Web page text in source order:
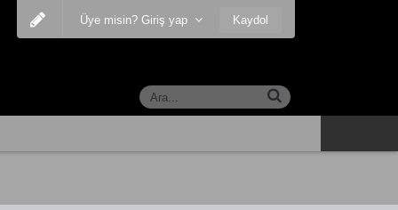
Üye misin? Giriş yap Kaydol